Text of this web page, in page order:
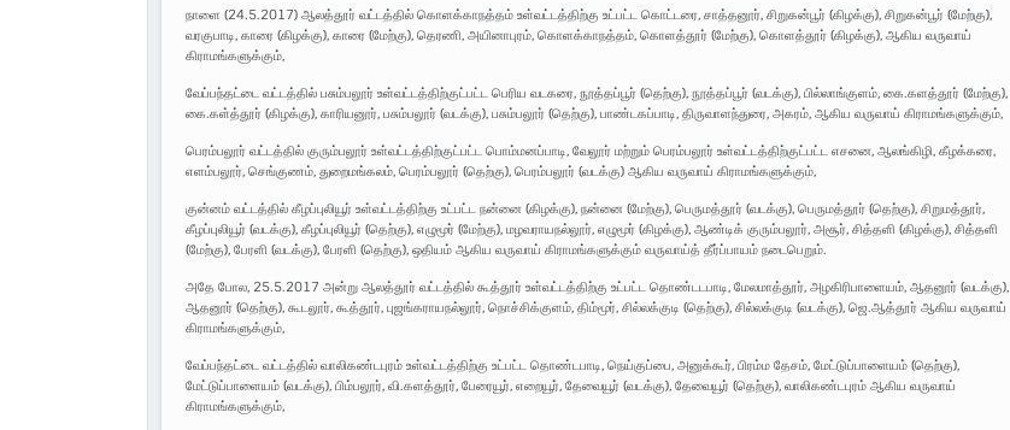
நாளை (24.5.2017) ஆலத்தூர் வட்டத்தில் கொளக்காநத்தம் உள்வட்டத்திற்கு உட்பட்ட கொட்டரை, சாத்தனூர், சிறுகன்பூர் (கிழக்கு), சிறுகன்பூர் (மேற்கு),
வரகுபாடி, காரை (கிழக்கு), காரை (மேற்கு), தெரணி, அயினாபுரம், கொளக்காநத்தம், கொளத்தூர் (மேற்கு), கொளத்தூர் (கிழக்கு), ஆகிய வருவாய்
கிராமங்களுக்கும்,
வேப்பந்தட்டை வட்டத்தில் பசும்பலூர் உள்வட்டத்திற்குட்பட்ட பெரிய வடகரை, நூத்தப்பூர் (தெற்கு), நூத்தப்பூர் (வடக்கு), பில்லாங்குளம், கை.களத்தூர் (மேற்கு),
கை.கள்த்தூர் (கிழக்கு), காரியனூர், பசும்பலூர் (வடக்கு), பசும்பலூர் (தெற்கு), பாண்டகப்பாடி, திருவாளந்துரை, அகரம், ஆகிய வருவாய் கிராமங்களுக்கும்,
பெரம்பலூர் வட்டத்தில் குரும்பலூர் உள்வட்டத்திற்குட்பட்ட பொம்மனப்பாடி, வேலூர் மற்றும் பெரம்பலூர் உள்வட்டத்திற்குட்பட்ட எசனை, ஆலங்கிழி, கீழக்கரை,
எளம்பலூர், செங்குணம், துறைமங்கலம், பெரம்பலூர் (தெற்கு), பெரம்பலூர் (வடக்கு) ஆகிய வருவாய் கிராமங்களுக்கும்,
குன்னம் வட்டத்தில் கீழப்புலியூர் உள்வட்டத்திற்கு உட்பட்ட நன்னை (கிழக்கு), நன்னை (மேற்கு), பெருமத்தூர் (வடக்கு), பெருமத்தூர் (தெற்கு), சிறுமத்தூர்,
கீழப்புலியூர் (வடக்கு), கீழப்புலியூர் (தெற்கு), எழுமூர் (மேற்கு), மழவராயநல்லூர், எழுமூர் (கிழக்கு), ஆண்டிக் குரும்பலூர், அசூர், சித்தளி (கிழக்கு), சித்தளி
(மேற்கு), பேரளி (வடக்கு), பேரளி (தெற்கு), ஒதியம் ஆகிய வருவாய் கிராமங்களுக்கும் வருவாய்த் தீர்ப்பாயம் நடைபெறும்.
அதே போல, 25.5.2017 அன்று ஆலத்தூர் வட்டத்தில் கூத்தூர் உள்வட்டத்திற்கு உட்பட்ட தொண்டடபாடி, மேலமாத்தூர், அழகிரிபாளையம், ஆதனூர் (வடக்கு),
ஆதனூர் (தெற்கு), கூடலூர், கூத்தூர், புஜங்கராயநல்லூர், நொச்சிக்குளம், திம்மூர், சில்லக்குடி (தெற்கு), சில்லக்குடி (வடக்கு), ஜெ.ஆத்தூர் ஆகிய வருவாய்
கிராமங்களுக்கும்,
வேப்பந்தட்டை வட்டத்தில் வாலிகண்டபுரம் உள்வட்டத்திற்கு உட்பட்ட தொண்டபாடி, நெய்குப்பை, அனுக்கூர், பிரம்ம தேசம், மேட்டுப்பாளையம் (தெற்கு),
மேட்டுப்பாளையம் (வடக்கு), பிம்பலூர், வி.களத்தூர், பேரையூர், எறையூர், தேவையூர் (வடக்கு), தேவையூர் (தெற்கு), வாலிகண்டபுரம் ஆகிய வருவாய்
கிராமங்களுக்கும்,